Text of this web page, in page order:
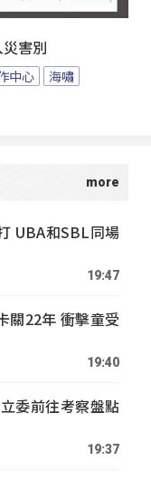
害別
中心
海嘯
UBA和SBL同場
19:47
關22年 衝擊童受
19:40
委前往考察盤點
19:37